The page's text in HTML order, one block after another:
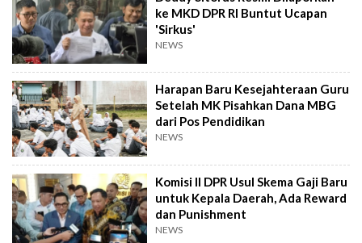
ke MKD DPR RI Buntut Ucapan
'Sirkus'
NEWS
Harapan Baru Kesejahteraan Guru
Setelah MK Pisahkan Dana MBG
dari Pos Pendidikan
NEWS
Komisi II DPR Usul Skema Gaji Baru
untuk Kepala Daerah, Ada Reward
dan Punishment
NEWS